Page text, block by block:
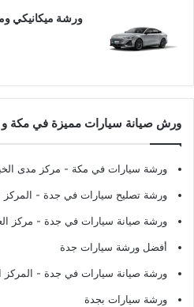
ورشة ميكانيكي
ورش صيانة سيارات مميزة في مكة
ورشة سيارات في مكة - مركز مدى
ورشة تصليح سيارات في جدة -
ورشة صيانة سيارات في جدة - مركز
أفضل ورشة سيارات جدة
ورشة صيانة سيارات في جدة - المركز
ورشة سيارات بجدة